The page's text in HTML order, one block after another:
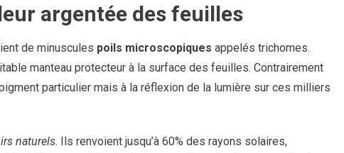
argentée des feuilles
de minuscules poils microscopiques appelés trichomes.
manteau protecteur à la surface des feuilles. Contrairement
particulier mais à la réflexion de la lumière sur ces milliers
naturels. Ils renvoient jusqu’à 60% des rayons solaires,